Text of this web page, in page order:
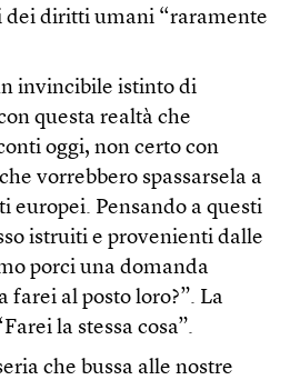
dei diritti umani “raramente
invincibile istinto di
questa realtà che
oggi, non certo con
vorrebbero spassarsela a
europei. Pensando a questi
istruiti e provenienti dalle
porci una domanda
farei al posto loro?”. La
la stessa cosa”.
che bussa alle nostre